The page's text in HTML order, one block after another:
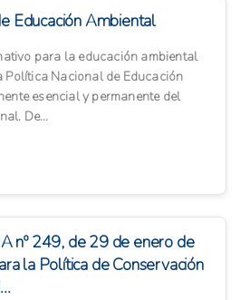
Educación Ambiental
para la educación ambiental
Política Nacional de Educación
esencial y permanente del
De...
nº 249, de 29 de enero de
la Política de Conservación